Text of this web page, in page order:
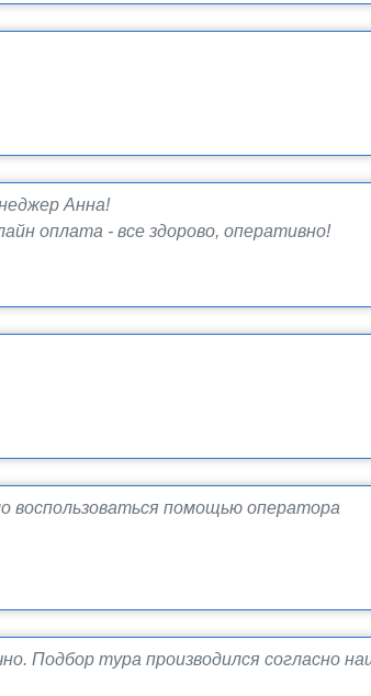
Анна!
оплата - все здорово, оперативно!
воспользоваться помощью оператора
Подбор тура производился согласно